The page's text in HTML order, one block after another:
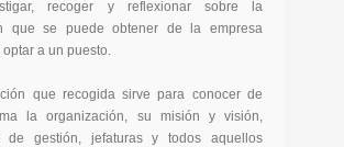
recoger y reflexionar sobre la
que se puede obtener de la empresa
a un puesto.
que recogida sirve para conocer de
la organización, su misión y visión,
de gestión, jefaturas y todos aquellos